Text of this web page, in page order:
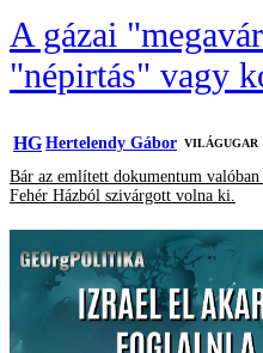
A gázai
"népirtás" vagy
HG Hertelendy Gábor VILÁGUGAR
Bár az említett dokumentum
Fehér Házból szivárgott volna ki.